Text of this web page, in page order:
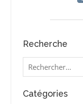
Recherche
Rechercher :
Catégories